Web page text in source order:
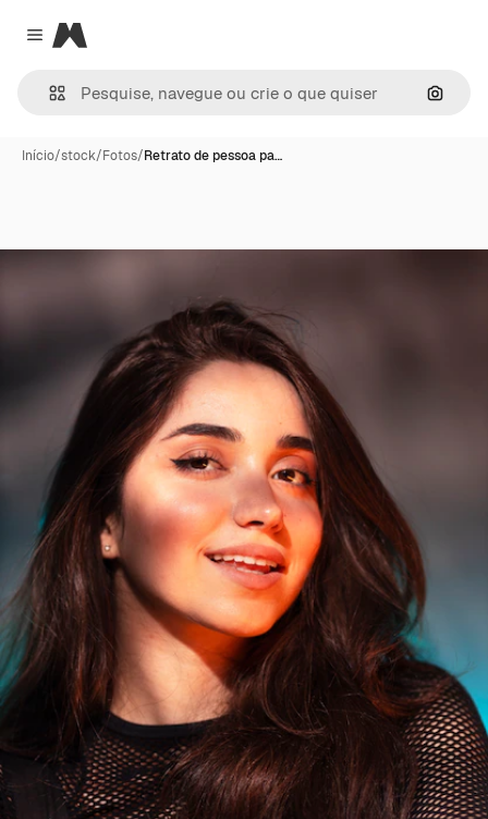
Close menu
Magnific
Início/stock/Fotos/Retrato de pessoa pa…